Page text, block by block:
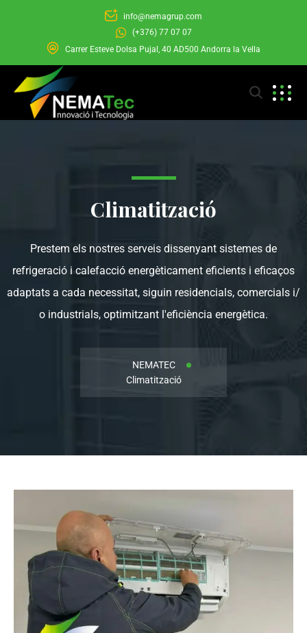
info@nemagrup.com
(+376) 77 07 07
Carrer Esteve Dolsa Pujal, 40 AD500 Andorra la Vella
Climatització
Prestem els nostres serveis dissenyant sistemes de
refrigeració i calefacció energèticament eficients i eficaços
adaptats a cada necessitat, siguin residencials, comercials i/
o industrials, optimitzant l'eficiència energètica.
NEMATEC
Climatització